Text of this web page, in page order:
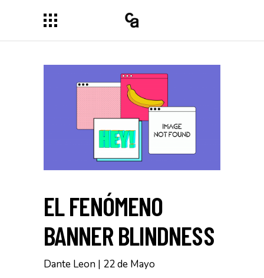
EL FENÓMENO
BANNER BLINDNESS
Dante Leon | 22 de Mayo